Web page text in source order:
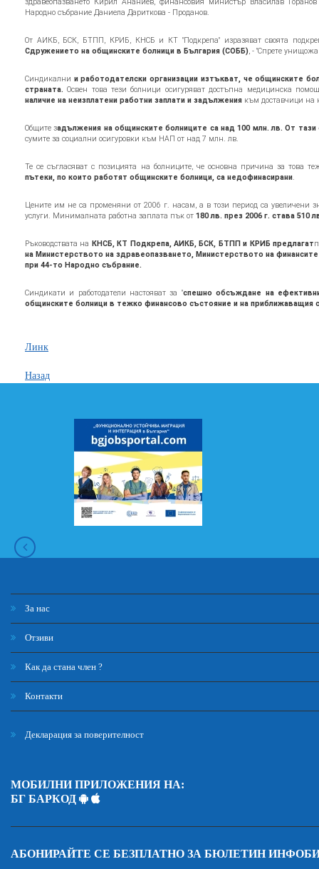
Народно събрание Даниела Дариткова - Проданов.
От АИКБ, БСК, БТПП, КРИБ, КНСБ и КТ "Подкрепа" изразяват своята
Сдружението на общинските болници в България (СОББ), - "Спрете
Синдикални и работодателски организации изтъкват, че общинските
страната. Освен това тези болници осигуряват достъпна медицинска
наличие на неизплатени работни заплати и задължения към доставчици на
Общите задължения на общинските болниците са над 100 млн. лв. От тази
сумите за социални осигуровки към НАП от над 7 млн. лв.
Те се съгласяват с позицията на болниците, че основна причина за това
пътеки, по които работят общинските болници, са недофинасирани.
Цените им не са променяни от 2006 г. насам, а в този период са увеличени
услуги. Минималната работна заплата пък от 180 лв. през 2006 г. става 510
Ръководствата на КНСБ, КТ Подкрепа, АИКБ, БСК, БТПП и КРИБ предлагат
на Министерството на здравеопазването, Министерството на
при 44-то Народно събрание.
Синдикати и работодатели настояват за "спешно обсъждане на
общинските болници в тежко финансово състояние и на приближаващия
Линк
Назад
За нас
Отзиви
Как да стана член ?
Контакти
Декларация за поверителност
МОБИЛНИ ПРИЛОЖЕНИЯ НА:
БГ БАРКОД
АБОНИРАЙТЕ СЕ БЕЗПЛАТНО ЗА БЮЛЕТИН